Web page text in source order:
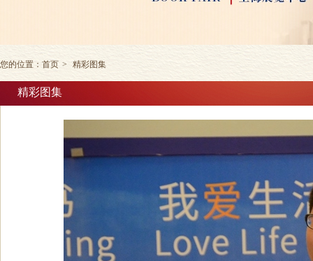
您的位置： 首页 > 精彩图集
精彩图集